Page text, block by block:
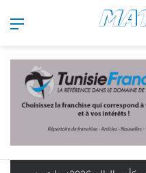
حصاد مشاركة المنتخب التونسي في كأس العالم 2026: نهاية مخيبة وطموحات مؤجلة